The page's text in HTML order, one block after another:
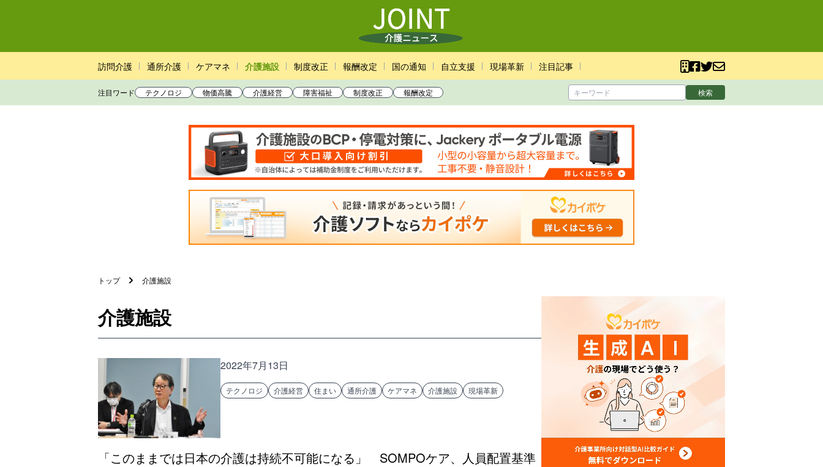
訪問介護 通所介護 ケアマネ 介護施設 制度改正 報酬改定 国の通知 自立支援 現場革新 注目記事
注目ワード テクノロジ 物価高騰 介護経営 障害福祉 制度改正 報酬改定 検索
トップ 介護施設
介護施設
2022年7月13日
テクノロジ 介護経営 住まい 通所介護 ケアマネ 介護施設 現場革新
「このままでは日本の介護は持続不可能になる」 SOMPOケア、人員配置基準